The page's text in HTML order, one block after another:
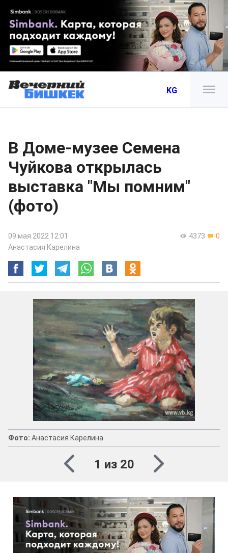
KG
В Доме-музее Семена
Чуйкова открылась
выставка "Мы помним"
(фото)
4373 0
09 мая 2022 12:01
Анастасия Карелина
Фото: Анастасия Карелина
1 из 20